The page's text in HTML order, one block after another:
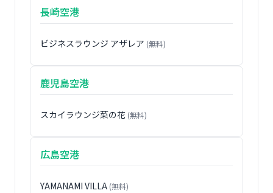
長崎空港
ビジネスラウンジ アザレア (無料)
鹿児島空港
スカイラウンジ菜の花 (無料)
広島空港
YAMANAMI VILLA (無料)